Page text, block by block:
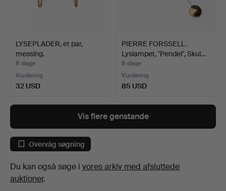
LYSEPLADER, et par,
messing.
8 dage
Vurdering
32 USD
PIERRE FORSSELL.
Lyslampet, "Pendel", Skul…
8 dage
Vurdering
85 USD
Vis flere genstande
Overvåg søgning
Du kan også søge i vores arkiv med afsluttede
auktioner.